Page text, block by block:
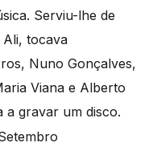
Serviu-lhe de
tocava
Nuno Gonçalves,
Viana e Alberto
gravar um disco.